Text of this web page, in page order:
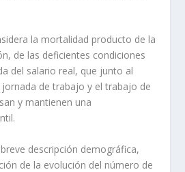
la mortalidad producto de la
de las deficientes condiciones
del salario real, que junto al
de trabajo y el trabajo de
y mantienen una
descripción demográfica,
de la evolución del número de